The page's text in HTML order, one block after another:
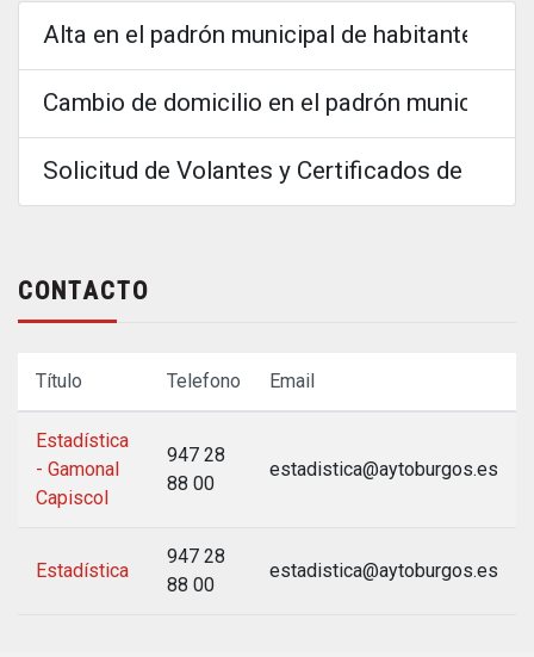
Alta en el padrón municipal de habitantes
Cambio de domicilio en el padrón municipal
Solicitud de Volantes y Certificados de
CONTACTO
Título Telefono Email
Estadística
- Gamonal
Capiscol
947 28
88 00
estadistica@aytoburgos.es
Estadística
947 28
88 00
estadistica@aytoburgos.es